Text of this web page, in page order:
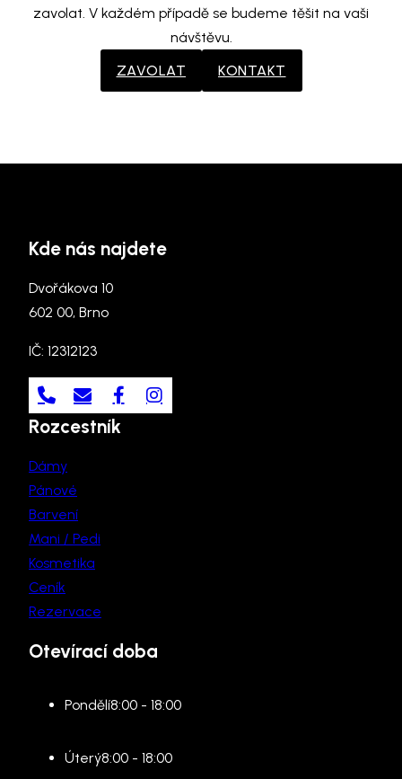
zavolat. V každém případě se budeme těšit na vaši
návštěvu.
ZAVOLAT
KONTAKT
Kde nás najdete
Dvořákova 10
602 00, Brno
IČ: 12312123
Rozcestník
Dámy
Pánové
Barvení
Mani / Pedi
Kosmetika
Ceník
Rezervace
Otevírací doba
Pondělí8:00 - 18:00
Úterý8:00 - 18:00